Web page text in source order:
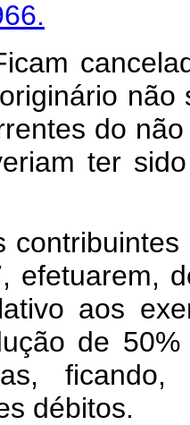
do
ter
efetuarem,
aos
de
débitos.